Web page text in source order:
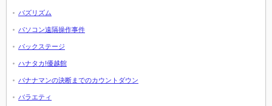
バズリズム
パソコン遠隔操作事件
バックステージ
ハナタカ!優越館
バナナマンの決断までのカウントダウン
バラエティ